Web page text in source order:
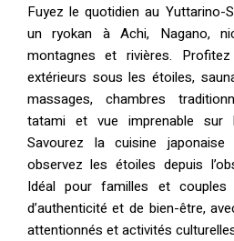
Fuyez le quotidien au Yuttarino-
un ryokan à Achi, Nagano,
montagnes et rivières. Profitez
extérieurs sous les étoiles,
massages, chambres
tatami et vue imprenable sur
Savourez la cuisine
observez les étoiles depuis
Idéal pour familles et couples
d’authenticité et de bien-être,
attentionnés et activités